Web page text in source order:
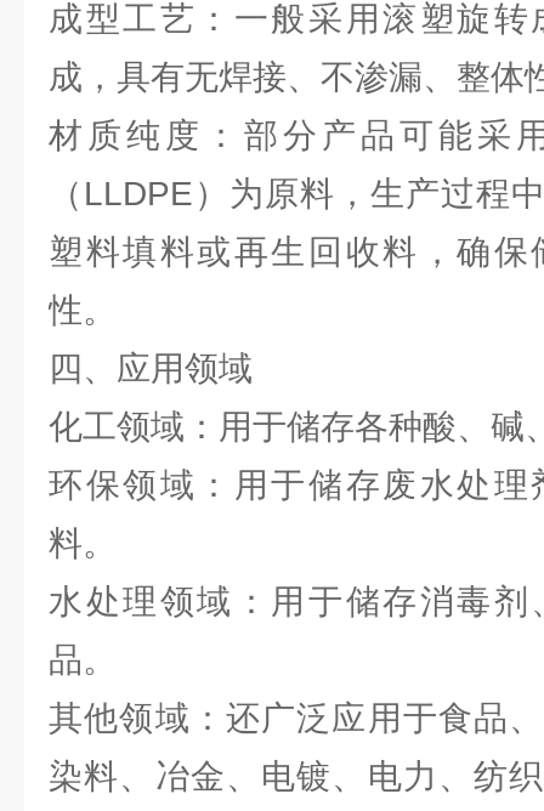
成型工艺：一般采用滚塑旋
成，具有无焊接、不渗漏、整体
材质纯度：部分产品可能采
（LLDPE）为原料，生产过程
塑料填料或再生回收料，确
性。
四、应用领域
化工领域：用于储存各种酸、碱
环保领域：用于储存废水处理
料。
水处理领域：用于储存消毒
品。
其他领域：还广泛应用于食品
染料、冶金、电镀、电力、纺